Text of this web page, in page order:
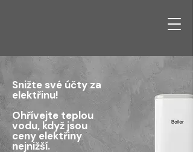
Snižte své účty za
elektřinu!
Ohřívejte teplou
vodu, když jsou
ceny elektřiny
nejnižší.